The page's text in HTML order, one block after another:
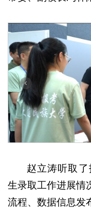
赵立涛听取
生录取工作进展情
流程、数据信息发